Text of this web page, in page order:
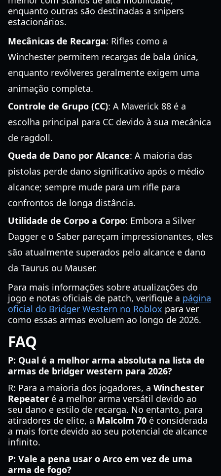
enquanto outras são destinadas a snipers
estacionários.
Mecânicas de Recarga: Rifles como a
Winchester permitem recargas de bala única,
enquanto revólveres geralmente exigem uma
animação completa.
Controle de Grupo (CC): A Maverick 88 é a
escolha principal para CC devido à sua mecânica
de ragdoll.
Queda de Dano por Alcance: A maioria das
pistolas perde dano significativo após o médio
alcance; sempre mude para um rifle para
confrontos de longa distância.
Utilidade de Corpo a Corpo: Embora a Silver
Dagger e o Saber pareçam impressionantes, eles
são atualmente superados pelo alcance e dano
da Taurus ou Mauser.
Para mais informações sobre atualizações do
jogo e notas oficiais de patch, verifique a página
oficial do Bridger Western no Roblox para ver
como essas armas evoluem ao longo de 2026.
FAQ
P: Qual é a melhor arma absoluta na lista de
armas de bridger western para 2026?
R: Para a maioria dos jogadores, a Winchester
Repeater é a melhor arma versátil devido ao
seu dano e estilo de recarga. No entanto, para
atiradores de elite, a Malcolm 70 é considerada
a mais forte devido ao seu potencial de alcance
infinito.
P: Vale a pena usar o Arco em vez de uma
arma de fogo?